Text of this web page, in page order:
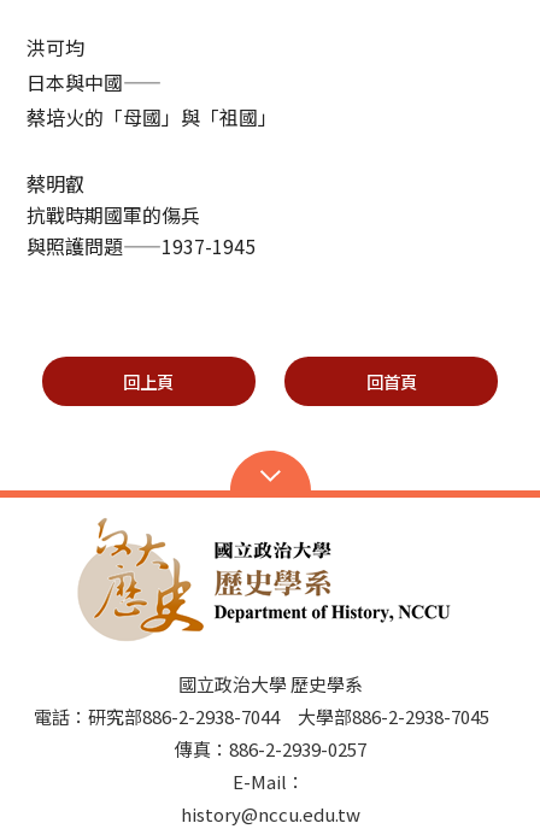
洪可均
日本與中國——
蔡培火的「母國」與「祖國」
蔡明叡
抗戰時期國軍的傷兵
與照護問題——1937-1945
回上頁 回首頁
國立政治大學 歷史學系
電話：研究部886-2-2938-7044 大學部886-2-2938-7045
傳真：886-2-2939-0257
E-Mail：
history@nccu.edu.tw